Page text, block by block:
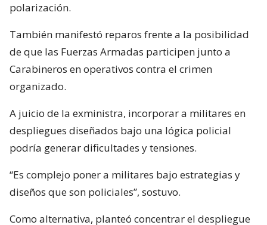
polarización.
También manifestó reparos frente a la posibilidad
de que las Fuerzas Armadas participen junto a
Carabineros en operativos contra el crimen
organizado.
A juicio de la exministra, incorporar a militares en
despliegues diseñados bajo una lógica policial
podría generar dificultades y tensiones.
“Es complejo poner a militares bajo estrategias y
diseños que son policiales”, sostuvo.
Como alternativa, planteó concentrar el despliegue